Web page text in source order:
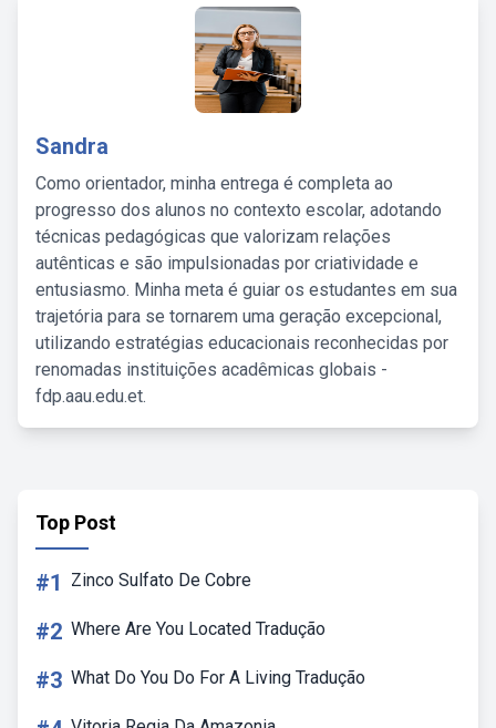
Sandra
Como orientador, minha entrega é completa ao
progresso dos alunos no contexto escolar, adotando
técnicas pedagógicas que valorizam relações
autênticas e são impulsionadas por criatividade e
entusiasmo. Minha meta é guiar os estudantes em sua
trajetória para se tornarem uma geração excepcional,
utilizando estratégias educacionais reconhecidas por
renomadas instituições acadêmicas globais -
fdp.aau.edu.et.
Top Post
#1 Zinco Sulfato De Cobre
#2 Where Are You Located Tradução
#3 What Do You Do For A Living Tradução